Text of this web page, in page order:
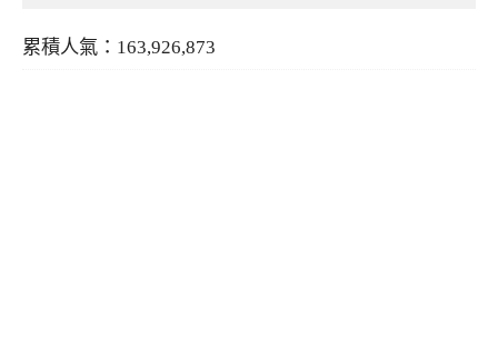
累積人氣：163,926,873